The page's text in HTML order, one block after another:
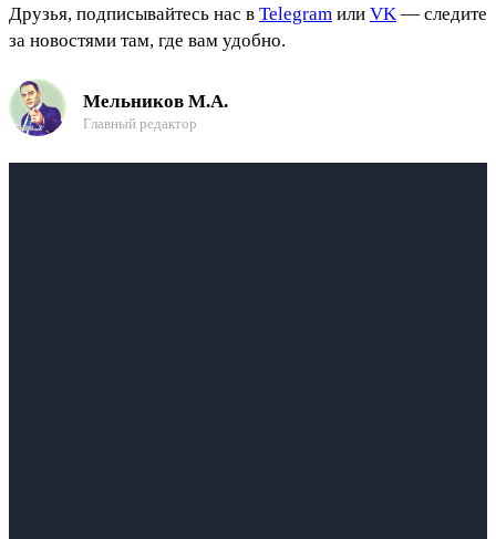
Друзья, подписывайтесь нас в Telegram или VK — следите
за новостями там, где вам удобно.
Мельников М.А.
Главный редактор